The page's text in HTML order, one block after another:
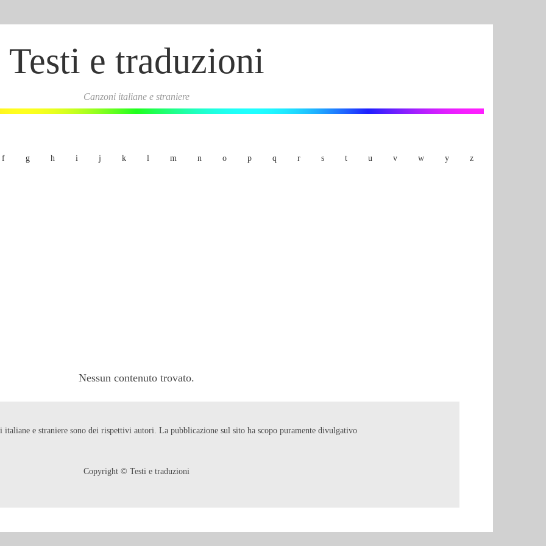
Testi e traduzioni
Canzoni italiane e straniere
f g h i j k l m n o p q r s t u v w y z
Nessun contenuto trovato.
e straniere sono dei rispettivi autori. La pubblicazione sul sito ha scopo puramente divulgativo
Copyright © Testi e traduzioni